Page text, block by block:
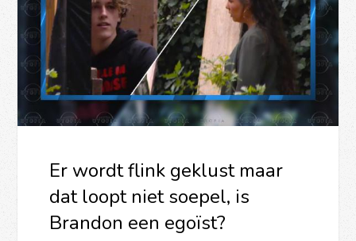
Er wordt flink geklust maar
dat loopt niet soepel, is
Brandon een egoïst?